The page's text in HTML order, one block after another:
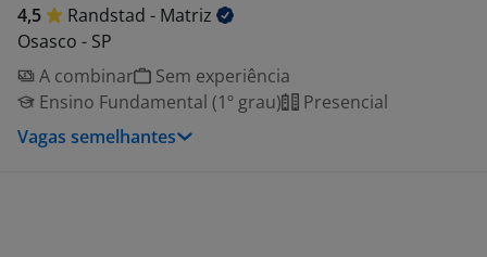
4,5 Randstad - Matriz
Osasco - SP
A combinar
Sem experiência
Ensino Fundamental (1º grau)
Presencial
Vagas semelhantes